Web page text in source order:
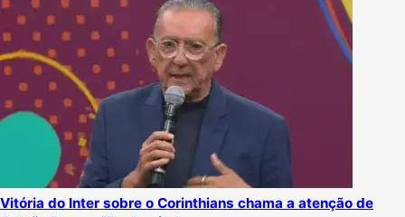
Vitória do Inter sobre o Corinthians chama a atenção de